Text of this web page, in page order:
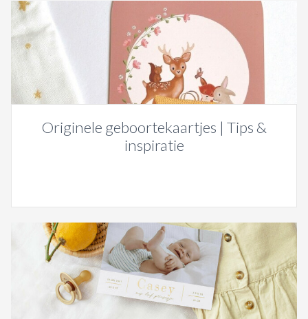
Originele geboortekaartjes | Tips &
inspiratie